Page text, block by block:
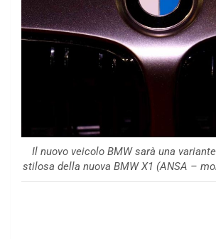
Il nuovo veicolo BMW sarà una
stilosa della nuova BMW X1 (ANSA –